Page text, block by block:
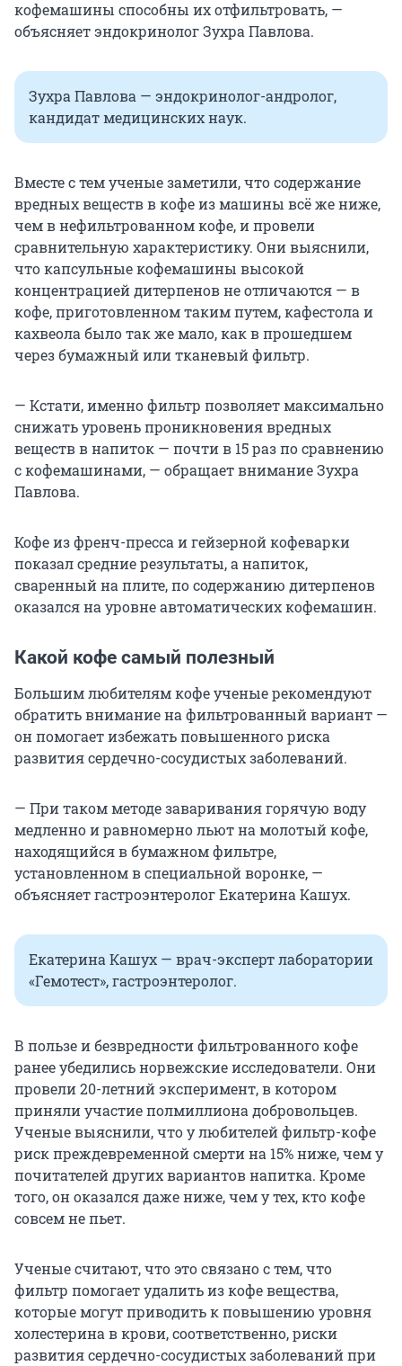
кофемашины способны их отфильтровать, —
объясняет эндокринолог Зухра Павлова.
Зухра Павлова — эндокринолог-андролог,
кандидат медицинских наук.
Вместе с тем ученые заметили, что содержание
вредных веществ в кофе из машины всё же ниже,
чем в нефильтрованном кофе, и провели
сравнительную характеристику. Они выяснили,
что капсульные кофемашины высокой
концентрацией дитерпенов не отличаются — в
кофе, приготовленном таким путем, кафестола и
кахвеола было так же мало, как в прошедшем
через бумажный или тканевый фильтр.
— Кстати, именно фильтр позволяет максимально
снижать уровень проникновения вредных
веществ в напиток — почти в 15 разпо сравнению
с кофемашинами, — обращает внимание Зухра
Павлова.
Кофе из френч-пресса и гейзерной кофеварки
показал средние результаты, а напиток,
сваренный на плите, по содержанию дитерпенов
оказался на уровне автоматических кофемашин.
Какой кофе самый полезный
Большим любителям кофе ученые рекомендуют
обратить внимание на фильтрованный вариант —
он помогает избежать повышенного риска
развития сердечно-сосудистых заболеваний.
— При таком методе заваривания горячую воду
медленно и равномерно льют на молотый кофе,
находящийся в бумажном фильтре,
установленном в специальной воронке, —
объясняет гастроэнтеролог Екатерина Кашух.
Екатерина Кашух — врач-эксперт лаборатории
«Гемотест», гастроэнтеролог.
В пользе и безвредности фильтрованного кофе
ранее убедились норвежские исследователи. Они
провели 20-летний эксперимент, в котором
приняли участие полмиллиона добровольцев.
Ученые выяснили, что у любителей фильтр-кофе
риск преждевременной смерти на 15% ниже, чем у
почитателей других вариантов напитка. Кроме
того, он оказался даже ниже, чем у тех, кто кофе
совсем не пьет.
Ученые считают, что это связано с тем, что
фильтр помогает удалить из кофе вещества,
которые могут приводить к повышению уровня
холестерина в крови, соответственно, риски
развития сердечно-сосудистых заболеваний при